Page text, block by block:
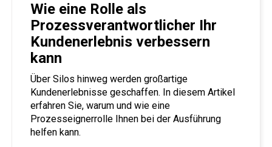
Wie eine Rolle als
Prozessverantwortlicher Ihr
Kundenerlebnis verbessern
kann
Über Silos hinweg werden großartige
Kundenerlebnisse geschaffen. In diesem Artikel
erfahren Sie, warum und wie eine
Prozesseignerrolle Ihnen bei der Ausführung
helfen kann.